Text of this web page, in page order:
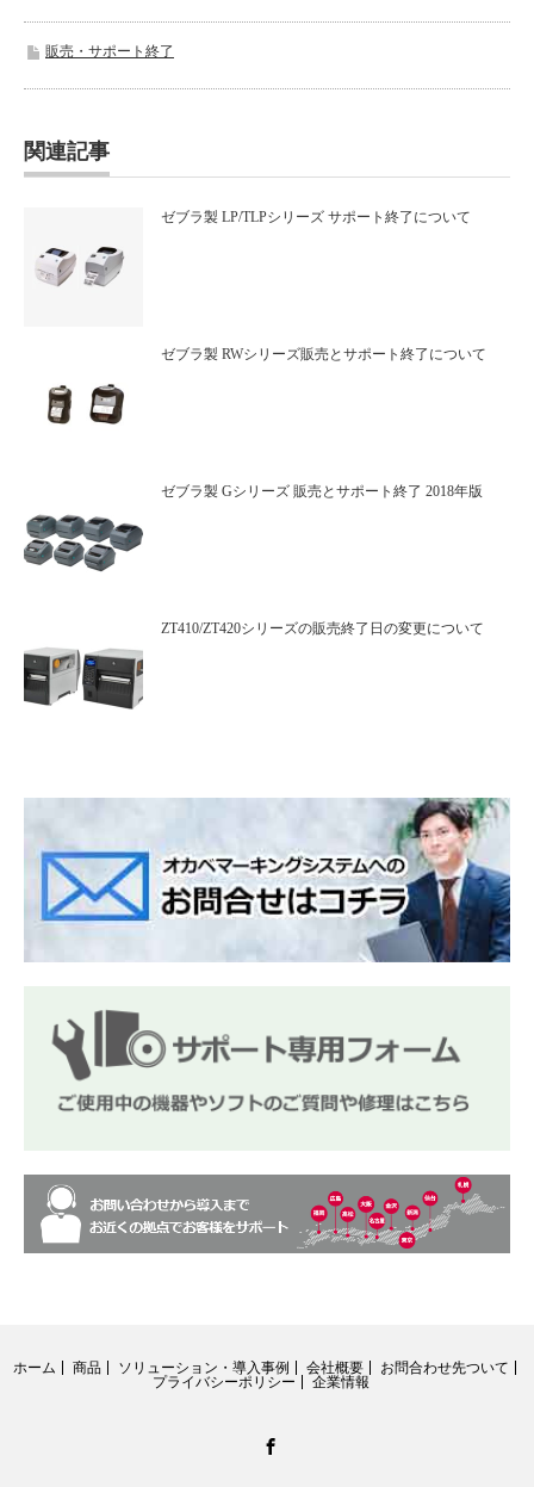
販売・サポート終了
関連記事
ゼブラ製 LP/TLPシリーズ サポート終了について
ゼブラ製 RWシリーズ販売とサポート終了について
ゼブラ製 Gシリーズ 販売とサポート終了 2018年版
ZT410/ZT420シリーズの販売終了日の変更について
ホーム 商品 ソリューション・導入事例 会社概要
お問合わせ先ついて
プライバシーポリシー
企業情報